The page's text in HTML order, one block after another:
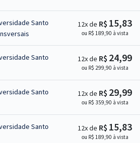
Santo
12x de R$ 15,83
ou R$ 189,90 à vista
Santo
12x de R$ 24,99
ou R$ 299,90 à vista
Santo
12x de R$ 29,99
ou R$ 359,90 à vista
Santo
12x de R$ 15,83
ou R$ 189,90 à vista